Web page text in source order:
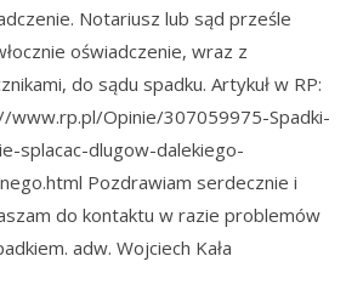
Notariusz lub sąd prześle
oświadczenie, wraz z
do sądu spadku. Artykuł w RP:
www.rp.pl/Opinie/307059975-Spadki-
splacac-dlugow-dalekiego-
Pozdrawiam serdecznie i
do kontaktu w razie problemów
adw. Wojciech Kała